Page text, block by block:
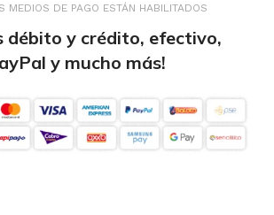
MEDIOS DE PAGO ESTÁN HABILITADOS
débito y crédito, efectivo,
y mucho más!